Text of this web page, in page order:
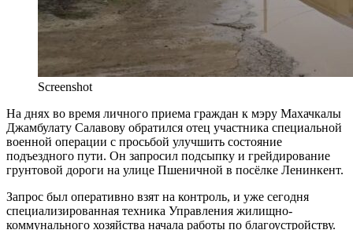
Screenshot
На днях во время личного приема граждан к мэру Махачкалы
Джамбулату Салавову обратился отец участника специальной
военной операции с просьбой улучшить состояние
подъездного пути. Он запросил подсыпку и грейдирование
грунтовой дороги на улице Пшеничной в посёлке Ленинкент.
Запрос был оперативно взят на контроль, и уже сегодня
специализированная техника Управления жилищно-
коммунального хозяйства начала работы по благоустройству.